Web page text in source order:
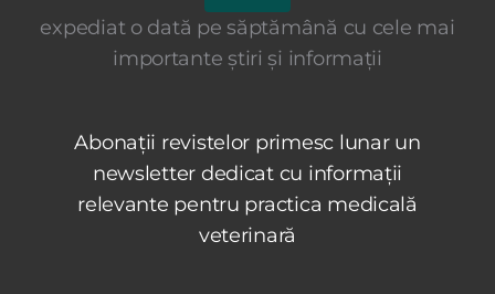
expediat o dată pe săptămână cu cele mai
importante știri și informații
Abonații revistelor primesc lunar un
newsletter dedicat cu informații
relevante pentru practica medicală
veterinară